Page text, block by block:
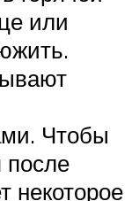
или
Чтобы
после
некоторое